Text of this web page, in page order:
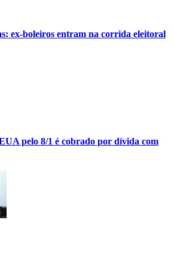
ex-boleiros entram na corrida eleitoral
pelo 8/1 é cobrado por dívida com